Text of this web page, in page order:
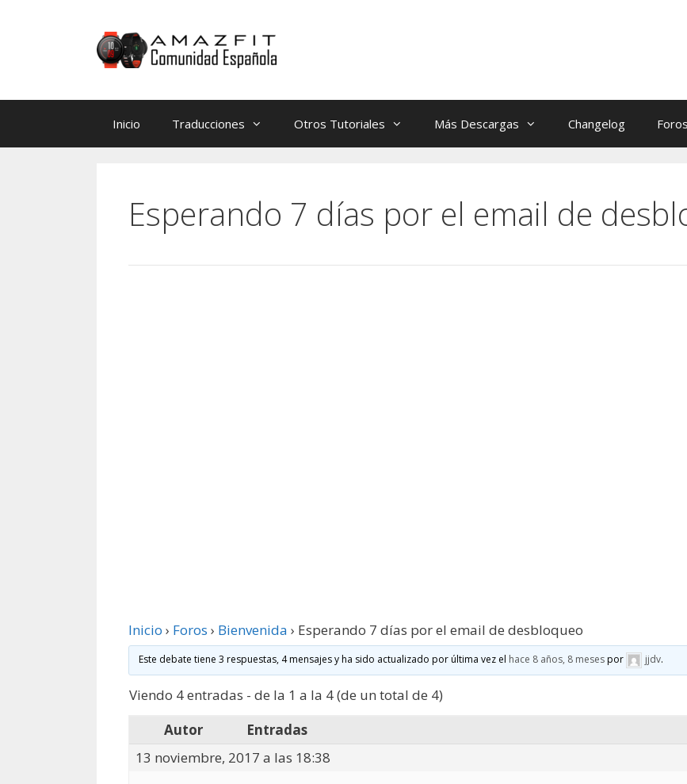
Inicio Traducciones Otros Tutoriales Más Descargas Changelog Foros
Esperando 7 días por el email de
Inicio › Foros › Bienvenida › Esperando 7 días por el email de desbloqueo
Este debate tiene 3 respuestas, 4 mensajes y ha sido actualizado por última vez el hace 8 años, 8 mesespor jjdv.
Viendo 4 entradas - de la 1 a la 4 (de un total de 4)
Autor
Entradas
13 noviembre, 2017 a las 18:38